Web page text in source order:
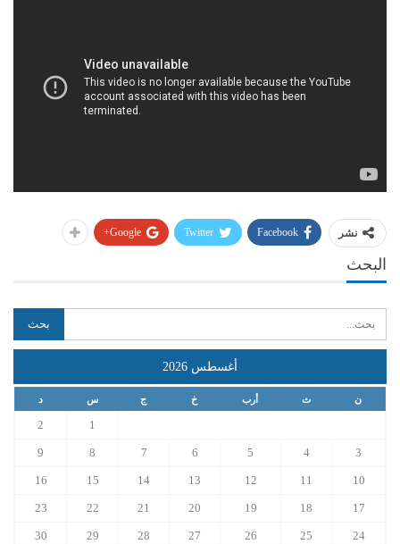
نشر Facebook
Twitter
Google+
البحث
أغسطس 2026
ن ث أرب خ ج س د
1
2
3
4
5
6
7
8
9
10
11
12
13
14
15
16
17
18
19
20
21
22
23
24
25
26
27
28
29
30